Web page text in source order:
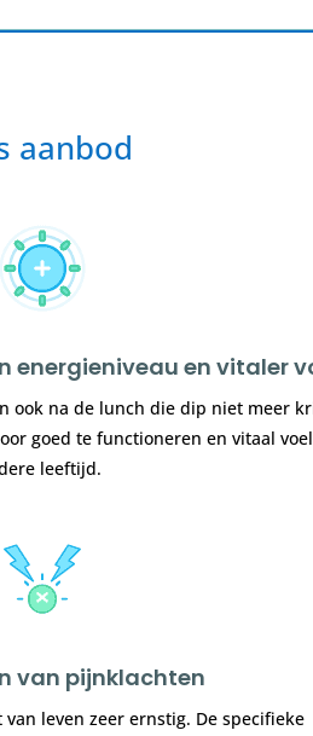
aanbod
energieniveau en vitaler
ook na de lunch die dip niet meer
goed te functioneren en vitaal
leeftijd.
van pijnklachten
leven zeer ernstig. De specifieke